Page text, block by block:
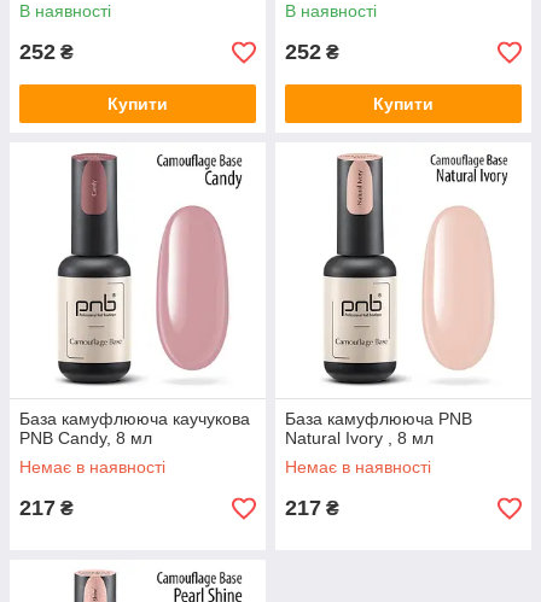
В наявності
252 ₴
Купити
В наявності
252 ₴
Купити
База камуфлююча каучукова
PNB Candy, 8 мл
Немає в наявності
217 ₴
База камуфлююча PNB
Natural Ivory , 8 мл
Немає в наявності
217 ₴